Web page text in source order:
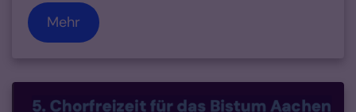
Mehr